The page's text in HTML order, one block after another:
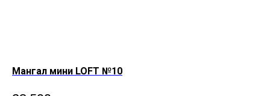
Мангал мини LOFT №10